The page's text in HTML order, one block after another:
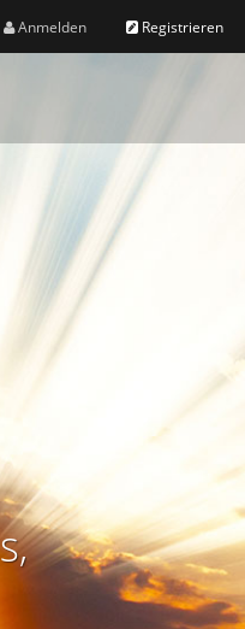
Anmelden Registrieren